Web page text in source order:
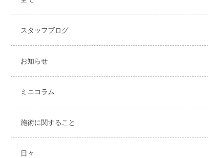
スタッフブログ
お知らせ
ミニコラム
施術に関すること
日々